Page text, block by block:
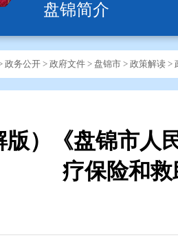
盘锦简介
政务公开 > 政府文件 > 盘锦市 > 政策解读 >
版）《盘锦市
疗保险和